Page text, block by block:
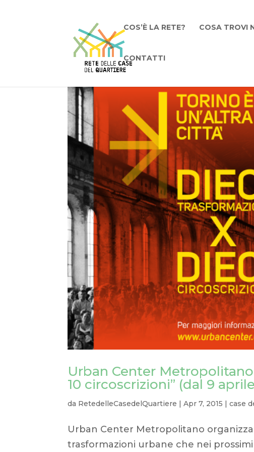
COS’È LA RETE? COSA TROVI
CONTATTI
Urban Center
10 circoscrizioni” (dal 9
da RetedelleCasedelQuartiere |Apr 7, 2015 |case
Urban Center Metropolitano
trasformazioni urbane che nei